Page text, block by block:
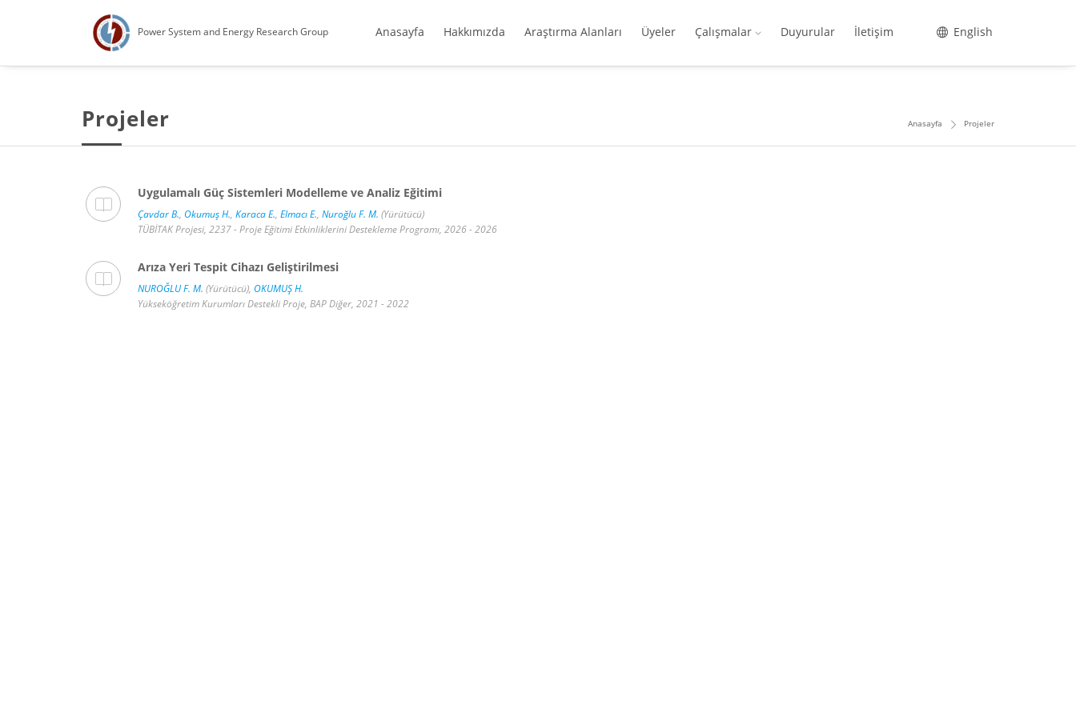
Power System and Energy Research Group Anasayfa Hakkımızda Araştırma Alanları Üyeler Çalışmalar Duyurular İletişim English
Projeler Anasayfa Projeler
Uygulamalı Güç Sistemleri Modelleme ve Analiz Eğitimi
Çavdar B., Okumuş H., Karaca E., Elmacı E., Nuroğlu F. M. (Yürütücü)
TÜBİTAK Projesi, 2237 - Proje Eğitimi Etkinliklerini Destekleme Programı, 2026 - 2026
Arıza Yeri Tespit Cihazı Geliştirilmesi
NUROĞLU F. M. (Yürütücü), OKUMUŞ H.
Yükseköğretim Kurumları Destekli Proje, BAP Diğer, 2021 - 2022